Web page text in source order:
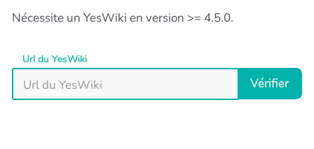
Nécessite un YesWiki en version >= 4.5.0.
Url du YesWiki
Vérifier